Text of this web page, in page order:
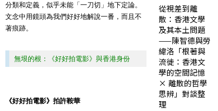
分類和定義，似乎未能「一刀切」地下定論。
文念中用鏡頭為我們好好地解說一番，而且不
著痕跡。
無垠的根：《好好拍電影》與香港身份
《好好拍電影》拍許鞍華
從視差到離
散：香港文學
及其本土問題
——陳智德與勞
緯洛「根著與
流徙：香港文
學的空間記憶
× 離散的哲學
思辨」對談整
理